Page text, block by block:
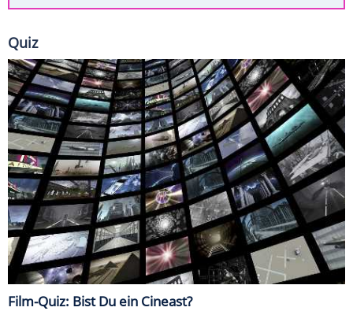
Quiz
Film-Quiz: Bist Du ein Cineast?